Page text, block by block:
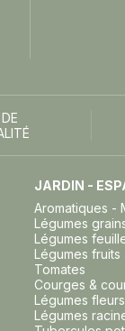
JARDIN -
Aromatiques -
Légumes
Légumes
Légumes fruits
Tomates
Courges &
Légumes fleurs
Légumes